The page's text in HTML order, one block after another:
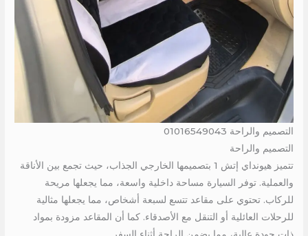
التصميم والراحة 01016549043
التصميم والراحة
تتميز هيونداي إتش 1 بتصميمها الخارجي الجذاب، حيث تجمع بين الأناقة
والعملية. توفر السيارة مساحة داخلية واسعة، مما يجعلها مريحة
للركاب. تحتوي على مقاعد تتسع لسبعة أشخاص، مما يجعلها مثالية
للرحلات العائلية أو التنقل مع الأصدقاء. كما أن المقاعد مزودة بمواد